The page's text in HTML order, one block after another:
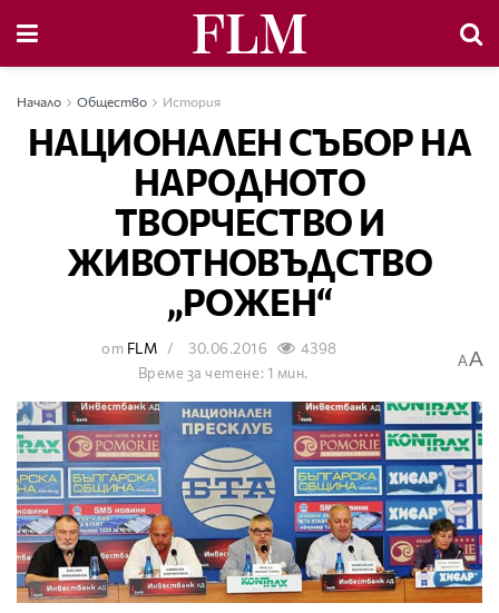
Начало Общество История
НАЦИОНАЛЕН СЪБОР НА
НАРОДНОТО
ТВОРЧЕСТВО И
ЖИВОТНОВЪДСТВО
„РОЖЕН“
от FLM 30.06.2016
4398
Време за четене: 1 мин.
AA